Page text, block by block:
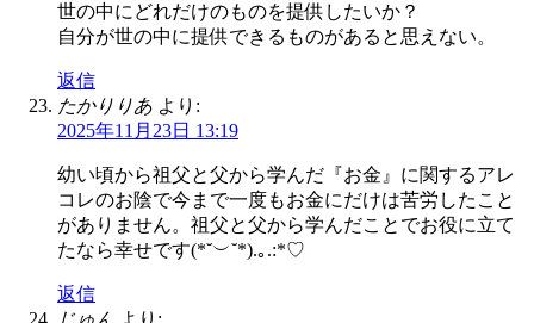
世の中にどれだけのものを提供したいか？
自分が世の中に提供できるものがあると思えない。
返信
たかりりあ より:
2025年11月23日 13:19
幼い頃から祖父と父から学んだ『お金』に関するアレ
コレのお陰で今まで一度もお金にだけは苦労したこと
がありません。祖父と父から学んだことでお役に立て
たなら幸せです(*˘︶˘*).｡.:*♡
返信